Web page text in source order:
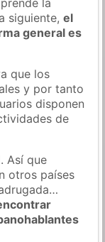
siguiente,el
general es
que los
y por tanto
disponen
de
Así que
otros países